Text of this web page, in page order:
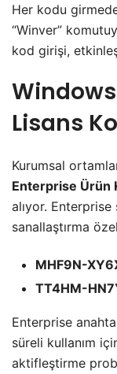
Her kodu
“Winver”
kod girişi,
Lisans
Kurumsal
Enterprise Ürün
alıyor.
sanallaştırma
MHF9N-
TT4HM-
Enterprise
süreli kullanım
aktifleştirme